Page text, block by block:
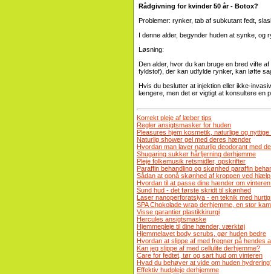
Rådgivning for kvinder 50 år - Botox?
Problemer: rynker, tab af subkutant fedt,
I denne alder, begynder huden at synke, og
Løsning:
Den alder, hvor du kan bruge en bred vifte
fyldstof), der kan udfylde rynker, kan løfte
Hvis du beslutter at injektion eller ikke-
længere, men det er vigtigt at konsultere en
Korrekt pleje af læber tips
Regler ansigtsmasker for huden
Pleasures hjem kosmetik, naturlige og
Naturlig shower gel med deres hænder
Hvordan man laver naturlig deodorant med
Shugaring sukker hårfjerning derhjemme
Pleje folkemusik retsmidler, opskrifter
Paraffin behandling og skønhed paraffin
Sådan at opnå skønhed af kroppen ved
Hvordan til at passe dine hænder om
Sund hud - det første skridt til skønhed
Laser nanoperforatsiya - en teknik med
SPA Chokolade wrap derhjemme, en stor
Visse garantier plastikkirurgi
Hercules ansigtsmaske
Hjemmepleje til dine hænder, værktøj
Hjemmelavet body scrubs, gør huden bedre
Hvordan at slippe af med fregner på hendes
Kan jeg slippe af med cellulite derhjemme?
Care for fedtet, tør og sart hud om vinteren
Hvad du behøver at vide om huden
Effektiv hudpleje derhjemme